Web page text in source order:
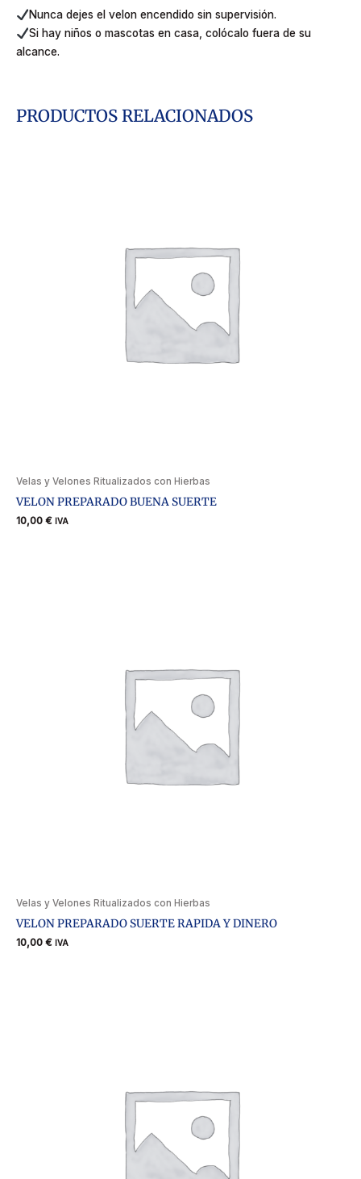
Nunca dejes el velon encendido sin supervisión.
Si hay niños o mascotas en casa, colócalo fuera de su
alcance.
PRODUCTOS RELACIONADOS
Velas y Velones Ritualizados con Hierbas
VELON PREPARADO BUENA SUERTE
10,00 € IVA
Velas y Velones Ritualizados con Hierbas
VELON PREPARADO SUERTE RAPIDA Y DINERO
10,00 € IVA